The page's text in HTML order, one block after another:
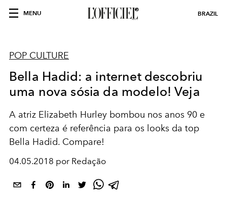
MENU BRAZIL
POP CULTURE
Bella Hadid: a internet descobriu
uma nova sósia da modelo! Veja
A atriz Elizabeth Hurley bombou nos anos 90 e
com certeza é referência para os looks da top
Bella Hadid. Compare!
04.05.2018 por Redação